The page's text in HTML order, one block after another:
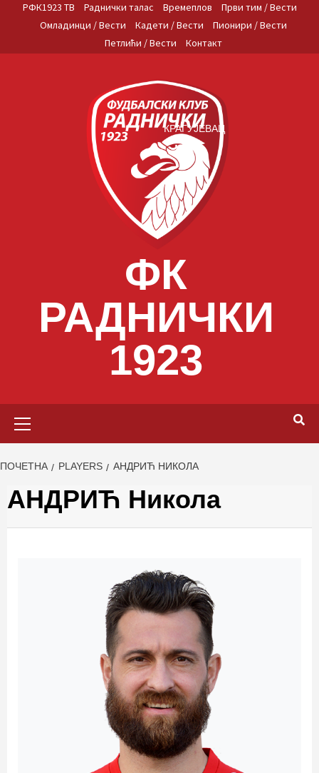
РФК1923 ТВ Раднички талас Времеплов
Први тим / Вести
Омладинци / Вести
Кадети / Вести
Пионири / Вести
Петлићи / Вести
Контакт
ФК
РАДНИЧКИ
1923
КРАГУЈЕВАЦ
ПОЧЕТНА PLAYERS АНДРИЋ НИКОЛА
АНДРИЋ Никола